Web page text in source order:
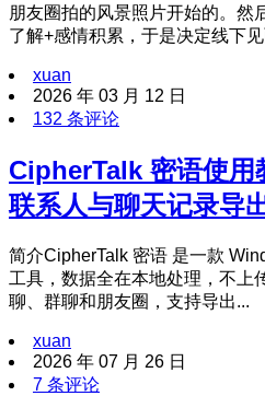
朋友圈拍的风景照片开始的。然
了解+感情积累，于是决定线下
xuan
2026 年 03 月 12 日
132 条评论
CipherTalk 密语使用
联系人与聊天记录导
简介CipherTalk 密语 是一款
工具，数据全在本地处理，不上
聊、群聊和朋友圈，支持导出...
xuan
2026 年 07 月 26 日
7 条评论